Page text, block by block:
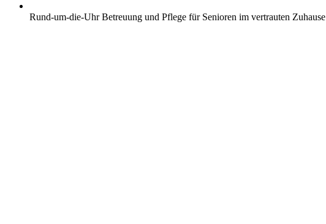
Rund-um-die-Uhr Betreuung und Pflege für Senioren im vertrauten Zuhause